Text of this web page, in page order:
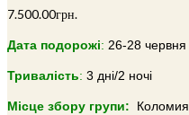
7.500.00грн.
Дата подорожі: 26-28 червня
Тривалiсть: 3 дні/2 ночі
Місце збору групи: Коломия